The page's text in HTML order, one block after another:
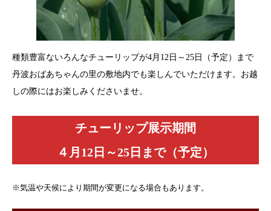
種類豊富ないろんなチューリップが4月12日～25日（予定）まで
丹波おばあちゃんの里の敷地内でも楽しんでいただけます。お越
しの際にはお楽しみくださいませ。
チューリップ展示期間
４月12日～25日まで（予定）
※気温や天候により期間が変更になる場合もあります。